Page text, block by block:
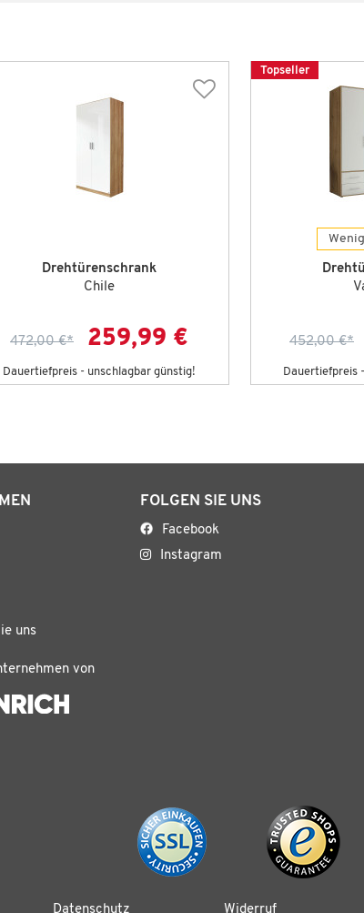
Drehtürenschrank
Chile
472,00 €* 259,99 €
Dauertiefpreis - unschlagbar günstig!
Topseller
452,00 €*
Dauertiefpreis
uns
von
FOLGEN SIE UNS
Facebook
Instagram
Datenschutz Widerruf